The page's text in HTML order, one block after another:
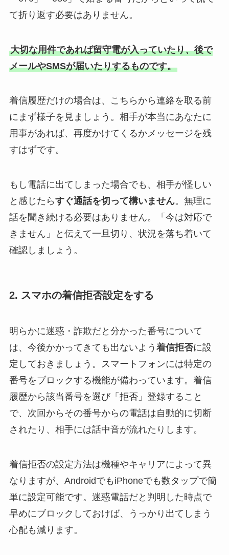
て折り返す必要はありません。
大切な用件であれば留守電が入っていたり、後で
メールやSMSが届いたりするものです。
着信履歴だけの場合は、こちらから連絡を取る前
にまず様子を見ましょう。相手が本当にあなたに
用事があれば、再度かけてくるかメッセージを残
すはずです。
もし電話に出てしまった場合でも、相手が怪しい
と感じたらすぐ通話を切って構いません。無理に
話を聞き続ける必要はありません。「今は対応で
きません」と伝えて一旦切り、状況を落ち着いて
確認しましょう。
2. スマホの着信拒否設定をする
明らかに迷惑・詐欺だと分かった番号について
は、今後かかってきても出ないよう 着信拒否に設
定しておきましょう。スマートフォンには特定の
番号をブロックする機能が備わっています。着信
履歴から該当番号を選び「拒否」登録すること
で、次回からその番号からの電話は自動的に切断
されたり、相手には話中音が流れたりします。
着信拒否の設定方法は機種やキャリアによって異
なりますが、AndroidでもiPhoneでも数タップで簡
単に設定可能です​。迷惑電話だと判明した時点で
早めにブロックしておけば、うっかり出てしまう
心配も減ります。